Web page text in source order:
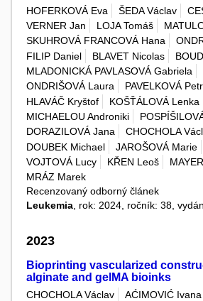
HOFERKOVÁ Eva ŠEDA Václav
VERNER Jan
LOJA Tomáš
SKUHROVÁ FRANCOVÁ Hana
FILIP Daniel
BLAVET Nicolas
MLADONICKÁ PAVLASOVÁ Gabriela
ONDRIŠOVÁ Laura
PAVELKOVÁ
HLAVÁČ Kryštof
KOŠŤÁLOVÁ Lenka
MICHAELOU Androniki
DORAZILOVÁ Jana
CHOCHOLA
DOUBEK Michael
JAROŠOVÁ Marie
VOJTOVÁ Lucy
KŘEN Leoš
MRÁZ Marek
Recenzovaný odborný článek
Leukemia , rok: 2024, ročník: 38,
2023
Bioprinting vascularized
alginate and gelMA bioinks
CHOCHOLA Václav
AĆIMOVIĆ Ivana